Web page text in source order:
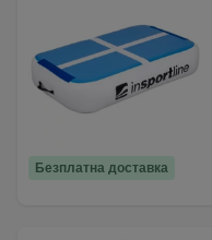
Безплатна доставка